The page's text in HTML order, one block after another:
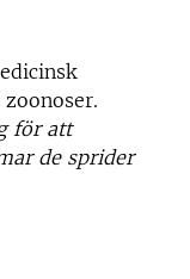
för att
de sprider